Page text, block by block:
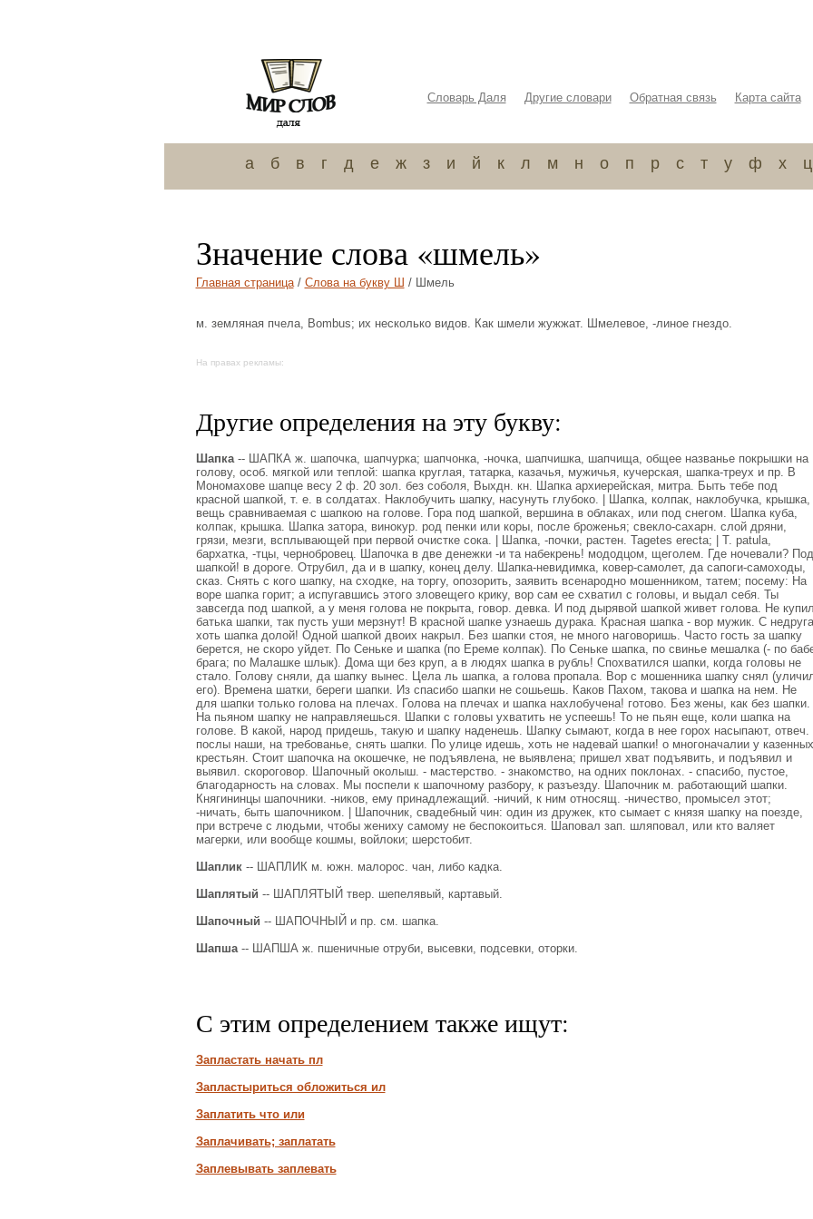
Словарь Даля Другие словари Обратная связь Карта сайта
а б в г д е ж з и й к л м н о п р с т у ф х ц
Значение слова «шмель»
Главная страница/ Слова на букву Ш / Шмель
м. земляная пчела, Bombus; их несколько видов. Как шмели жужжат. Шмелевое, -линое гнездо.
На правах рекламы:
Другие определения на эту букву:
Шапка-- ШАПКА ж. шапочка, шапчурка; шапчонка, -ночка, шапчишка, шапчища, общее названье покрышки на
голову, особ. мягкой или теплой: шапка круглая, татарка, казачья, мужичья, кучерская, шапка-треух и пр. В
Мономахове шапце весу 2 ф. 20 зол. без соболя, Выхдн. кн. Шапка архиерейская, митра. Быть тебе под
красной шапкой, т. е. в солдатах. Наклобучить шапку, насунуть глубоко. | Шапка, колпак, наклобучка, крышка,
вещь сравниваемая с шапкою на голове. Гора под шапкой, вершина в облаках, или под снегом. Шапка куба,
колпак, крышка. Шапка затора, винокур. род пенки или коры, после броженья; свекло-сахарн. слой дряни,
грязи, мезги, всплывающей при первой очистке сока. | Шапка, -почки, растен. Таgеtes erecta; | Т. раtula,
бархатка, -тцы, чернобровец. Шапочка в две денежки -и та набекрень! мододцом, щеголем. Где ночевали? Под
шапкой! в дороге. Отрубил, да и в шапку, конец делу. Шапка-невидимка, ковер-самолет, да сапоги-самоходы,
сказ. Снять с кого шапку, на сходке, на торгу, опозорить, заявить всенародно мошенником, татем; посему: На
воре шапка горит; а испугавшись этого зловещего крику, вор сам ее схватил с головы, и выдал себя. Ты
завсегда под шапкой, а у меня голова не покрыта, говор. девка. И под дырявой шапкой живет голова. Не купил
батька шапки, так пусть уши мерзнут! В красной шапке узнаешь дурака. Красная шапка - вор мужик. С
хоть шапка долой! Одной шапкой двоих накрыл. Без шапки стоя, не много наговоришь. Часто гость за шапку
берется, не скоро уйдет. По Сеньке и шапка (по Ереме колпак). По Сеньке шапка, по свинье мешалка (- по
брага; по Малашке шлык). Дома щи без круп, а в людях шапка в рубль! Спохватился шапки, когда головы не
стало. Голову сняли, да шапку вынес. Цела ль шапка, а голова пропала. Вор с мошенника шапку снял
его). Времена шатки, береги шапки. Из спасибо шапки не сошьешь. Каков Пахом, такова и шапка на нем. Не
для шапки только голова на плечах. Голова на плечах и шапка нахлобучена! готово. Без жены, как без шапки.
На пьяном шапку не направляешься. Шапки с головы ухватить не успеешь! То не пьян еще, коли шапка на
голове. В какой, народ придешь, такую и шапку наденешь. Шапку сымают, когда в нее горох насыпают, отвеч.
послы наши, на требованье, снять шапки. По улице идешь, хоть не надевай шапки! о многоначалии у казенных
крестьян. Стоит шапочка на окошечке, не подъявлена, не выявлена; пришел хват подъявить, и подъявил и
выявил. скороговор. Шапочный околыш. - мастерство. - знакомство, на одних поклонах. - спасибо, пустое,
благодарность на словах. Мы поспели к шапочному разбору, к разъезду. Шапочник м. работающий шапки.
Княгининцы шапочники. -ников, ему принадлежащий. -ничий, к ним относящ. -ничество, промысел этот;
-ничать, быть шапочником. | Шапочник, свадебный чин: один из дружек, кто сымает с князя шапку на поезде,
при встрече с людьми, чтобы жениху самому не беспокоиться. Шаповал зап. шляповал, или кто валяет
магерки, или вообще кошмы, войлоки; шерстобит.
Шаплик-- ШАПЛИК м. южн. малорос. чан, либо кадка.
Шаплятый -- ШАПЛЯТЫЙ твер. шепелявый, картавый.
Шапочный -- ШАПОЧНЫЙ и пр. см. шапка.
Шапша-- ШАПША ж. пшеничные отруби, высевки, подсевки, оторки.
С этим определением также ищут:
Запластать начать пл
Запластыриться обложиться ил
Заплатить что или
Заплачивать; заплатать
Заплевывать заплевать